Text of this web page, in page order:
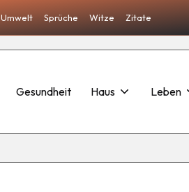
Umwelt Sprüche Witze Zitate
Gesundheit Haus Leben